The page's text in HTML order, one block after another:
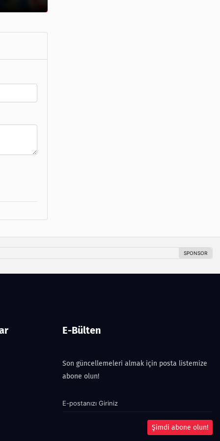
E-Bülten
Son güncellemeleri almak için posta listemize
abone olun!
Şimdi abone olun!